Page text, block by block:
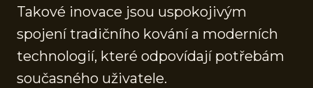
Takové inovace jsou uspokojivým
spojení tradičního kování a moderních
technologií, které odpovídají potřebám
současného uživatele.